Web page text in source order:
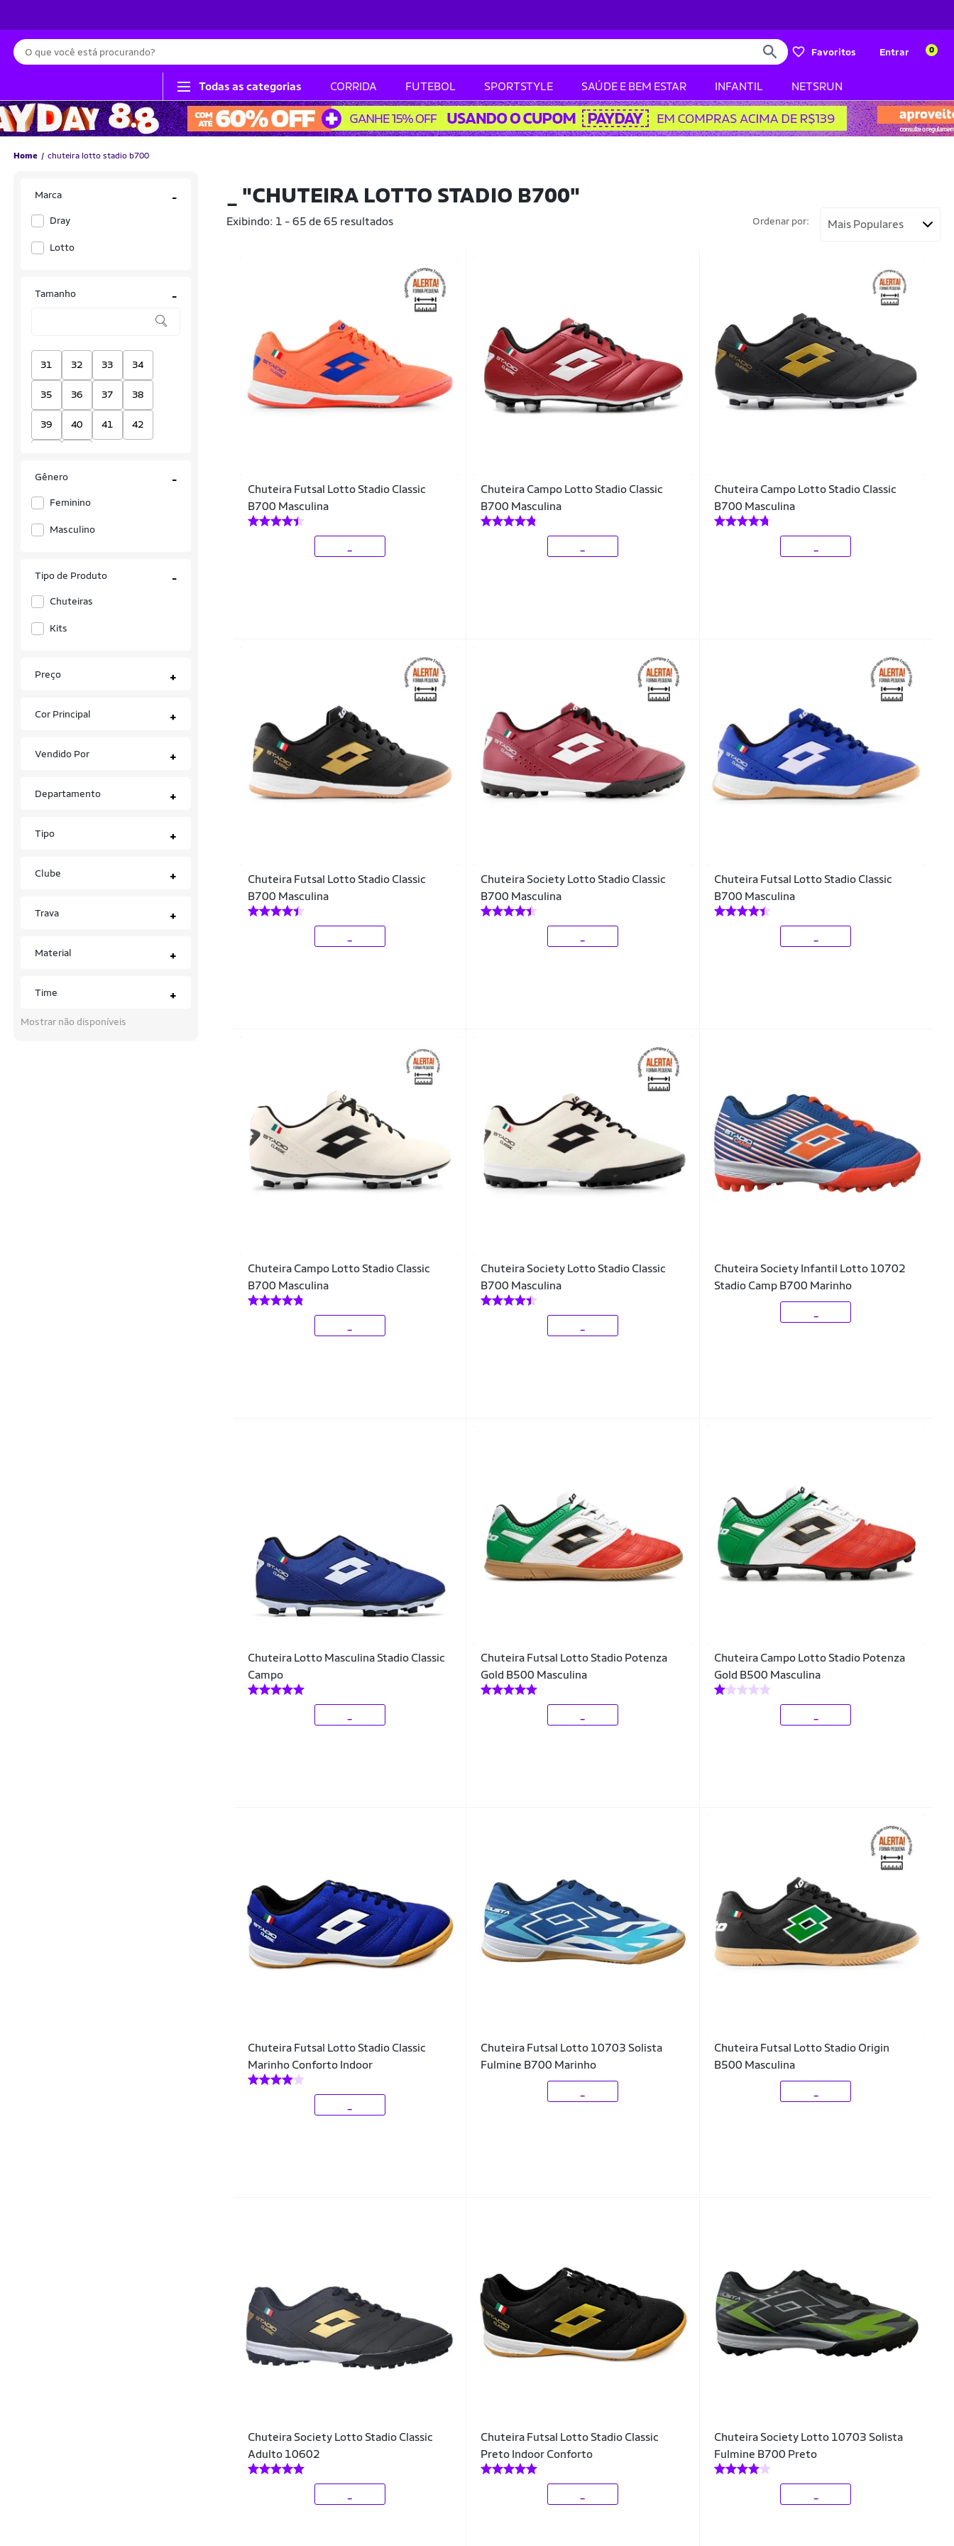
Busca
Favoritos Entrar 0
Todas as categorias CORRIDA FUTEBOL SPORTSTYLE SAÚDE E BEM ESTAR INFANTIL NETSRUN
Home chuteira lotto stadio b700
Marca -
Dray
Lotto
Tamanho -
31 32 33 34
35 36 37 38
39 40 41 42
Gênero
-
Feminino
Masculino
Tipo de Produto -
Chuteiras
Kits
Preço +
Cor Principal +
Vendido Por +
Departamento +
Tipo +
Clube +
Trava +
Material +
Time +
Mostrar não disponíveis
"CHUTEIRA LOTTO STADIO B700"
Exibindo: 1 - 65 de 65 resultados Ordenar por:
Chuteira Futsal Lotto Stadio Classic
B700 Masculina
Chuteira Campo Lotto Stadio Classic
B700 Masculina
Chuteira Campo Lotto Stadio Classic
B700 Masculina
Chuteira Futsal Lotto Stadio Classic
B700 Masculina
Chuteira Society Lotto Stadio Classic
B700 Masculina
Chuteira Futsal Lotto Stadio Classic
B700 Masculina
Chuteira Campo Lotto Stadio Classic
B700 Masculina
Chuteira Society Lotto Stadio Classic
B700 Masculina
Chuteira Society Infantil Lotto 10702
Stadio Camp B700 Marinho
Chuteira Lotto Masculina Stadio Classic
Campo
Chuteira Futsal Lotto Stadio Potenza
Gold B500 Masculina
Chuteira Campo Lotto Stadio Potenza
Gold B500 Masculina
Chuteira Futsal Lotto Stadio Classic
Marinho Conforto Indoor
Chuteira Futsal Lotto 10703 Solista
Fulmine B700 Marinho
Chuteira Futsal Lotto Stadio Origin
B500 Masculina
Chuteira Society Lotto Stadio Classic
Adulto 10602
Chuteira Futsal Lotto Stadio Classic
Preto Indoor Conforto
Chuteira Society Lotto 10703 Solista
Fulmine B700 Preto